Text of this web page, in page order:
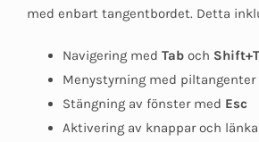
med enbart tangentbordet. Detta
Navigering med Taboch
Menystyrning med piltangenter
Stängning av fönster med Esc
Aktivering av knappar och